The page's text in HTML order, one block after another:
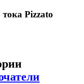
Pizzato